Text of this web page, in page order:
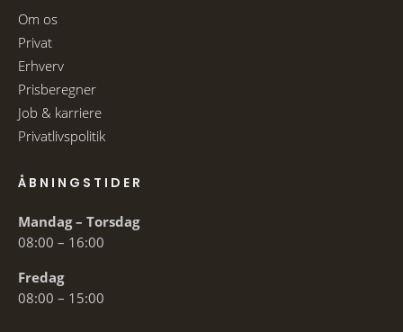
Om os
Privat
Erhverv
Prisberegner
Job & karriere
Privatlivspolitik
ÅBNINGSTIDER
Mandag – Torsdag
08:00 – 16:00
Fredag
08:00 – 15:00